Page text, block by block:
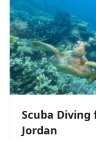
Scuba
Jordan